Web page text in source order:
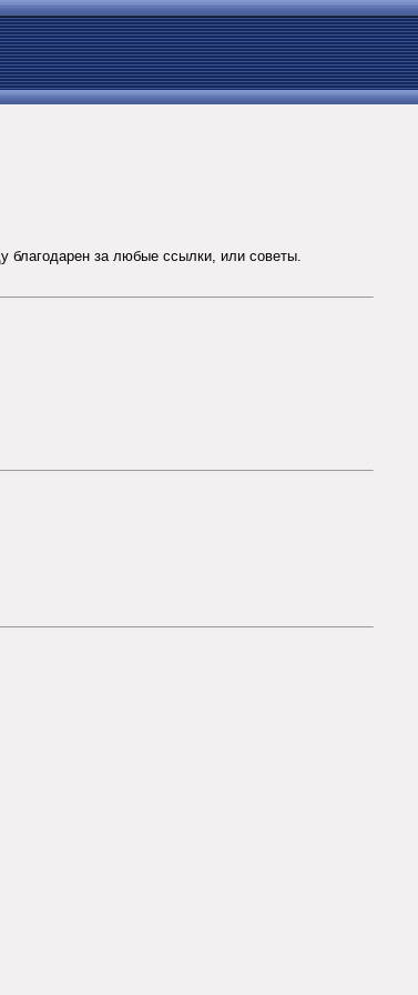
благодарен за любые ссылки, или советы.